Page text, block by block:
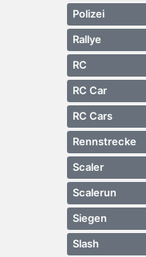
Polizei
Rallye
RC
RC Car
RC Cars
Rennstrecke
Scaler
Scalerun
Siegen
Slash